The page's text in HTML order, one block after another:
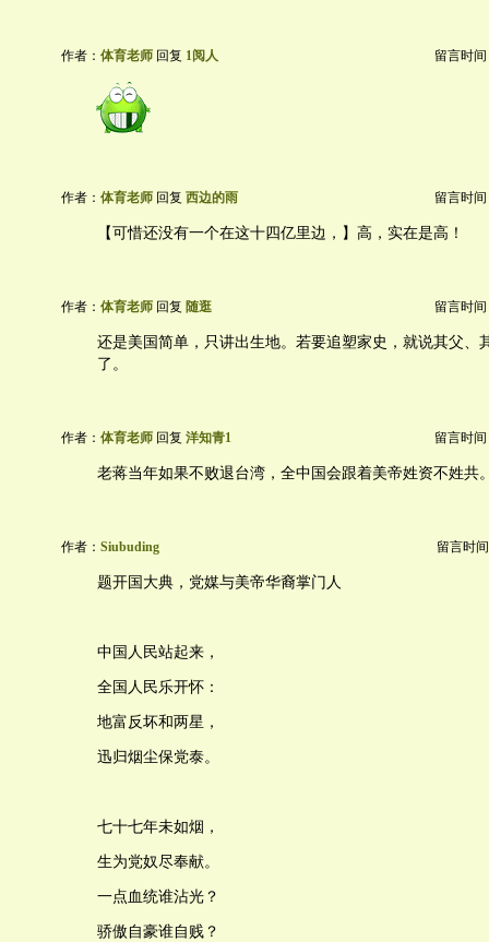
作者： 体育老师 回复 1阅人 留言时间
作者： 体育老师 回复 西边的雨 留言时间
【可惜还没有一个在这十四亿里边，】高，实在是高！
作者： 体育老师 回复 随逛 留言时间
还是美国简单，只讲出生地。若要追塑家史，就说其父、
了。
作者： 体育老师 回复 洋知青1 留言时间
老蒋当年如果不败退台湾，全中国会跟着美帝姓资不姓共
作者： Siubuding 留言时
题开国大典，党媒与美帝华裔掌门人
中国人民站起来，
全国人民乐开怀：
地富反坏和两星，
迅归烟尘保党泰。
七十七年未如烟，
生为党奴尽奉献。
一点血统谁沾光？
骄傲自豪谁自贱？